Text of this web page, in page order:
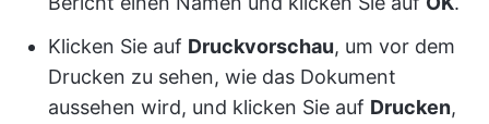
Klicken Sie auf Druckvorschau, um vor dem
Drucken zu sehen, wie das Dokument
aussehen wird, und klicken Sie auf Drucken,